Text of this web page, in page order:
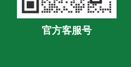
官方客服号